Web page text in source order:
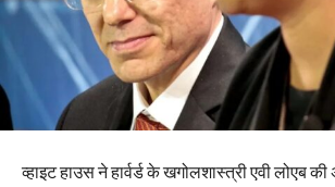
व्हाइट हाउस ने हार्वर्ड के खगोलशास्त्री एवी लोएब